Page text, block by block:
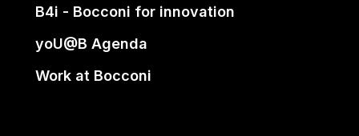
B4i - Bocconi for innovation
yoU@B Agenda
Work at Bocconi